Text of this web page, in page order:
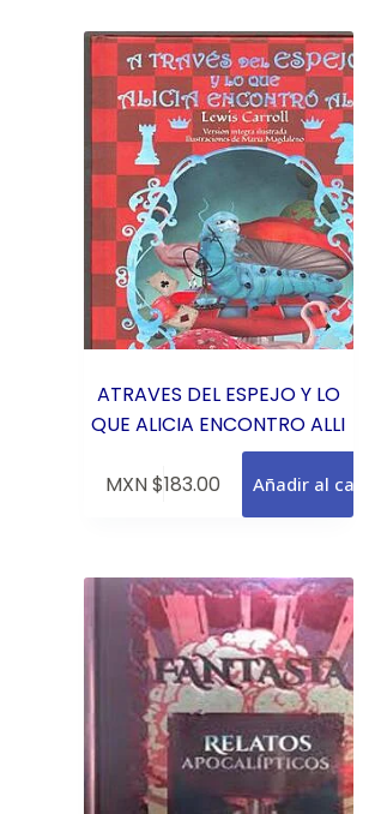
ATRAVES DEL ESPEJO Y LO
QUE ALICIA ENCONTRO ALLI
MXN $183.00 Añadir al carrito